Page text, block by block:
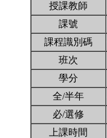
授課教師
課號
課程識別碼
班次
學分
全/半年
必/選修
上課時間